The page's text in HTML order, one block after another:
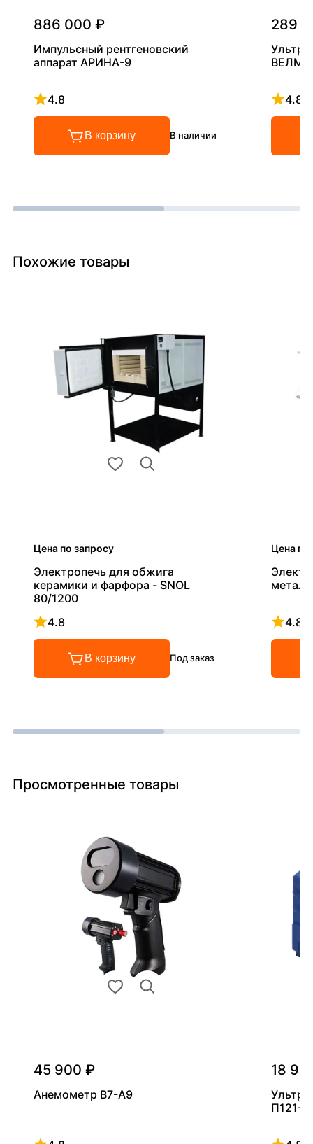
886 000 ₽
Импульсный рентгеновский
аппарат АРИНА-9
4.8
Рейтинг 4.8 из 5
В корзину В наличии
289
4.8
Похожие товары
Цена по запросу
Электропечь для обжига
керамики и фарфора - SNOL
80/1200
4.8
Рейтинг 4.8 из 5
В корзину Под заказ
Цена по
4.8
Просмотренные товары
45 900 ₽
Анемометр В7-А9
18
П121-